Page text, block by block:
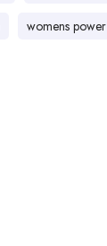
womens power